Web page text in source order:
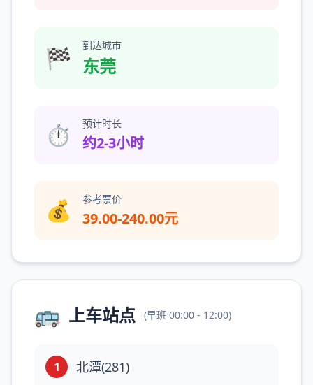
🏁 到达城市
东莞
⏱️ 预计时长
约2-3小时
💰 参考票价
39.00-240.00元
🚌 上车站点 (早班 00:00 - 12:00)
1 北潭(281)